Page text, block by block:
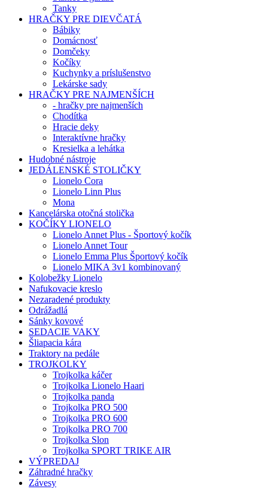
Tanky
HRAČKY PRE DIEVČATÁ
Bábiky
Domácnosť
Domčeky
Kočíky
Kuchynky a príslušenstvo
Lekárske sady
HRAČKY PRE NAJMENŠÍCH
- hračky pre najmenších
Chodítka
Hracie deky
Interaktívne hračky
Kresielka a lehátka
Hudobné nástroje
JEDÁLENSKÉ STOLIČKY
Lionelo Cora
Lionelo Linn Plus
Mona
Kancelárska otočná stolička
KOČÍKY LIONELO
Lionelo Annet Plus - Športový kočík
Lionelo Annet Tour
Lionelo Emma Plus Športový kočík
Lionelo MIKA 3v1 kombinovaný
Kolobežky Lionelo
Nafukovacie kreslo
Nezaradené produkty
Odrážadlá
Sánky kovové
SEDACIE VAKY
Šliapacia kára
Traktory na pedále
TROJKOLKY
Trojkolka káčer
Trojkolka Lionelo Haari
Trojkolka panda
Trojkolka PRO 500
Trojkolka PRO 600
Trojkolka PRO 700
Trojkolka Slon
Trojkolka SPORT TRIKE AIR
VÝPREDAJ
Záhradné hračky
Závesy